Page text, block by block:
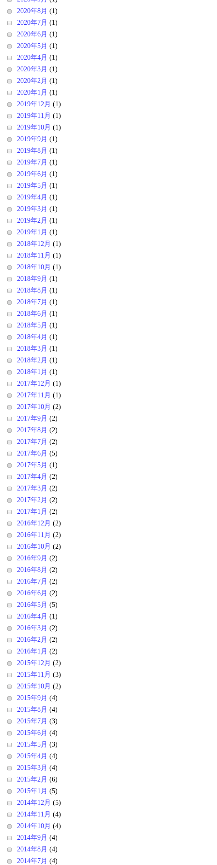
2020年8月 (1)
2020年7月 (1)
2020年6月 (1)
2020年5月 (1)
2020年4月 (1)
2020年3月 (1)
2020年2月 (1)
2020年1月 (1)
2019年12月 (1)
2019年11月 (1)
2019年10月 (1)
2019年9月 (1)
2019年8月 (1)
2019年7月 (1)
2019年6月 (1)
2019年5月 (1)
2019年4月 (1)
2019年3月 (1)
2019年2月 (1)
2019年1月 (1)
2018年12月 (1)
2018年11月 (1)
2018年10月 (1)
2018年9月 (1)
2018年8月 (1)
2018年7月 (1)
2018年6月 (1)
2018年5月 (1)
2018年4月 (1)
2018年3月 (1)
2018年2月 (1)
2018年1月 (1)
2017年12月 (1)
2017年11月 (1)
2017年10月 (2)
2017年9月 (2)
2017年8月 (2)
2017年7月 (2)
2017年6月 (5)
2017年5月 (1)
2017年4月 (2)
2017年3月 (2)
2017年2月 (2)
2017年1月 (2)
2016年12月 (2)
2016年11月 (2)
2016年10月 (2)
2016年9月 (2)
2016年8月 (2)
2016年7月 (2)
2016年6月 (2)
2016年5月 (5)
2016年4月 (1)
2016年3月 (2)
2016年2月 (2)
2016年1月 (2)
2015年12月 (2)
2015年11月 (3)
2015年10月 (2)
2015年9月 (4)
2015年8月 (4)
2015年7月 (3)
2015年6月 (4)
2015年5月 (3)
2015年4月 (4)
2015年3月 (4)
2015年2月 (6)
2015年1月 (5)
2014年12月 (5)
2014年11月 (4)
2014年10月 (4)
2014年9月 (4)
2014年8月 (4)
2014年7月 (4)